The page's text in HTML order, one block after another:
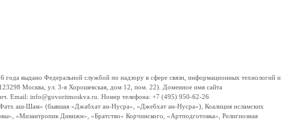
выдано Федеральной службой по надзору в сфере связи, информационных технологий и
Москва, ул. 3-я Хорошевская, дом 12, пом. 22). Доменное имя сайта
Email: info@govoritmoskva.ru. Номер телефона: +7 (495) 950-62-26
аш-Шам» (бывшая «Джабхат ан-Нусра», «Джебхат ан-Нусра»), Коалиция исламских
«Мизантропик Дивижн», «Братство» Корчинского, «Артподготовка», Религиозная